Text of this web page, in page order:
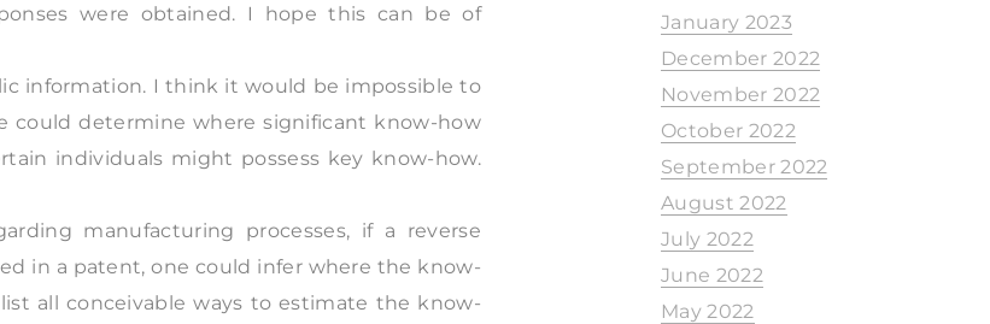
were obtained. I hope this can be of
information. I think it would be impossible to
could determine where significant know-how
individuals might possess key know-how.
manufacturing processes, if a reverse
in a patent, one could infer where the know-
all conceivable ways to estimate the know-
January 2023
December 2022
November 2022
October 2022
September 2022
August 2022
July 2022
June 2022
May 2022